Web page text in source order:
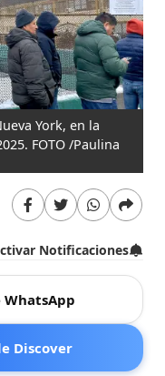
York, en la
FOTO /Paulina
Notificaciones
Discover